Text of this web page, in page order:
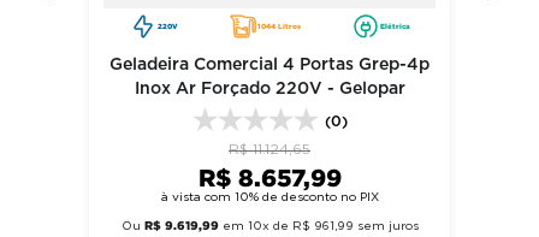
220V 1044 Litros Elétrica
Geladeira Comercial 4 Portas Grep-4p
Inox Ar Forçado 220V - Gelopar
(0)
R$ 11.124,65
R$ 8.657,99
à vista com 10% de desconto no PIX
Ou R$ 9.619,99em 10x de R$ 961 ,99 sem juros